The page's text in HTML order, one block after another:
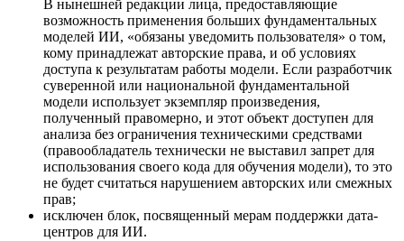
В нынешней редакции лица, предоставляющие
возможность применения больших фундаментальных
моделей ИИ, «обязаны уведомить пользователя» о том,
кому принадлежат авторские права, и об условиях
доступа к результатам работы модели. Если разработчик
суверенной или национальной фундаментальной
модели использует экземпляр произведения,
полученный правомерно, и этот объект доступен для
анализа без ограничения техническими средствами
(правообладатель технически не выставил запрет для
использования своего кода для обучения модели), то это
не будет считаться нарушением авторских или смежных
прав;
исключен блок, посвященный мерам поддержки дата-
центров для ИИ.